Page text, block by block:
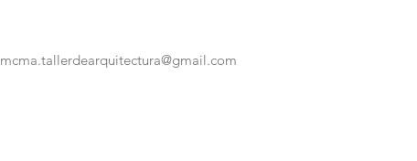
mcma.tallerdearquitectura@gmail.com